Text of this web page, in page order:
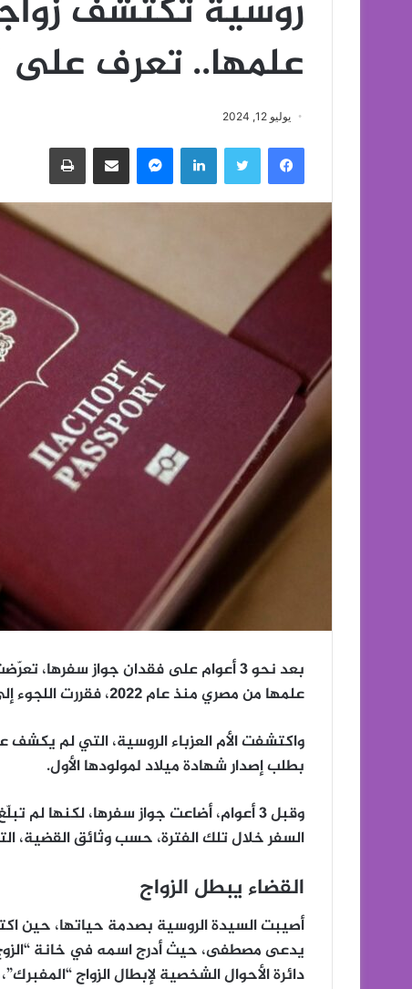
روسية تكتشف
علمها.. تعرف على
يوليو 12, 2024
فيسبوك تويتر لينكدإن ماسنجر مشاركة عبر البريد طباعة
بعد نحو 3 أعوام على فقدان جواز
علمها من مصري منذ عام 2022، فقررت اللجوء إلى القضاء الروسي لإبطال الزواج.
واكتشفت الأم العزباء الروسية، التي لم
بطلب إصدار شهادة ميلاد لمولودها الأول.
وقبل 3 أعوام، أضاعت جواز سفرها،
السفر خلال تلك الفترة، حسب وثائق القضية،
القضاء يبطل الزواج
أصيبت السيدة الروسية بصدمة حياتها، حين
يدعى مصطفى، حيث أدرج اسمه في خانة
دائرة الأحوال الشخصية لإبطال الزواج